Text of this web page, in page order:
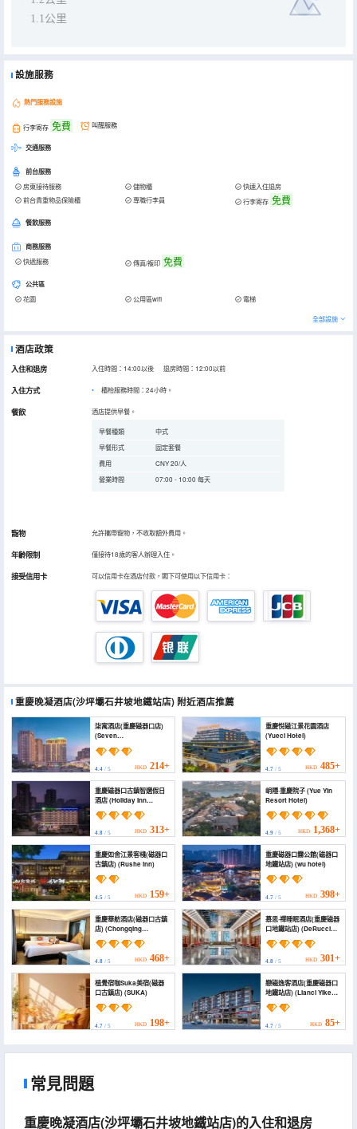
1.1公里
設施服務
熱門服務設施
行李寄存 免費 叫醒服務
交通服務
前台服務
房東接待服務 儲物櫃
快速入住退房
前台貴重物品保險櫃
專職行李員 行李寄存 免費
餐飲服務
商務服務
快遞服務 傳真/複印 免費
公共區
花園 公用區wifi 電梯
全部設施
酒店政策
入住和退房 入住時間：14:00以後 退房時間：12:00以前
入住方式 櫃枱服務時間：24小時。
餐飲 酒店提供早餐。
早餐種類
中式
早餐形式
固定套餐
費用
CNY 20/人
營業時間
07:00 - 10:00 每天
寵物 允許攜帶寵物，不收取額外費用。
年齡限制 僅接待18歲的客人辦理入住。
接受信用卡 可以信用卡在酒店付款，閣下可使用以下信用卡：
重慶晚凝酒店(沙坪壩石井坡地鐵站店) 附近酒店推薦
柒寓酒店(重慶磁器口店)
(Seven
Ciqikou Branch))
4.4 / 5 HKD 214+
重慶悅磁江景花園酒店
(Yueci Hotel)
4.7/ 5 HKD 485+
重慶磁器口古鎮智選假日
酒店 (Holiday Inn
Express CHONGQING
CIQIKOU ANCIENT
TOWN by IHG)
4.8 / 5 HKD 313+
岄隱·重慶院子 (Yue Yin
Resort Hotel)
4.9/ 5 HKD 1,368+
重慶如舍江景客棧(磁器口
古鎮店) (Rushe inn)
4.5 / 5 HKD 159+
重慶磁器口霧公館(磁器口
地鐵站店) (wu hotel)
4.7/ 5 HKD 398+
重慶華舫酒店(磁器口古鎮
店) (Chongqing
Huafang Hotel)
4.8 / 5 HKD 468+
慕思·禪睡眠酒店(重慶磁器
口地鐵站店) (DeRucci
Hotel (Chongqing
Ciqikou Metro Station
Store))
4.8/ 5 HKD 301+
植覺宿咖Suka美宿(磁器
口古鎮店) (SUKA)
4.7 / 5 HKD 198+
戀磁逸客酒店(重慶磁器口
地鐵站店) (Lianci Yike
Hotel (Chongqing
Ciqikou Subway
4.7/ 5 HKD 85+
常見問題
重慶晚凝酒店(沙坪壩石井坡地鐵站店)的入住和退房